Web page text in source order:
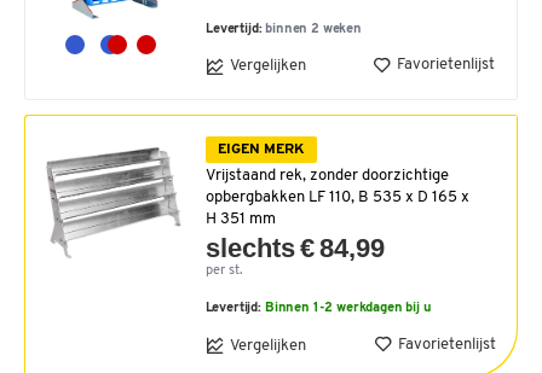
Levertijd: binnen 2 weken
Vergelijken Favorietenlijst
EIGEN MERK
Vrijstaand rek, zonder doorzichtige
opbergbakken LF 110, B 535 x D 165 x
H 351 mm
slechts € 84,99
per st.
Levertijd: Binnen 1-2 werkdagen bij u
Vergelijken Favorietenlijst